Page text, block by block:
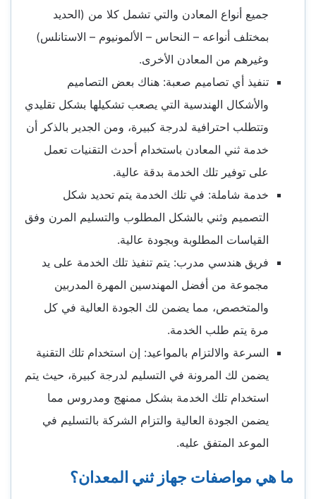
جميع أنواع المعادن والتي تشمل كلا من (الحديد
بمختلف أنواعه – النحاس – الألمونيوم – الاستانلس)
وغيرهم من المعادن الأخرى.
تنفيذ أي تصاميم صعبة: هناك بعض التصاميم
والأشكال الهندسية التي يصعب تشكيلها بشكل تقليدي
وتتطلب احترافية لدرجة كبيرة، ومن الجدير بالذكر أن
خدمة ثني المعادن باستخدام أحدث التقنيات تعمل
على توفير تلك الخدمة بدقة عالية.
خدمة شاملة: في تلك الخدمة يتم تحديد شكل
التصميم وثني بالشكل المطلوب والتسليم المرن وفق
القياسات المطلوبة وبجودة عالية.
فريق هندسي مدرب: يتم تنفيذ تلك الخدمة على يد
مجموعة من أفضل المهندسين المهرة المدربين
والمتخصص، مما يضمن لك الجودة العالية في كل
مرة يتم طلب الخدمة.
السرعة والالتزام بالمواعيد: إن استخدام تلك التقنية
يضمن لك المرونة في التسليم لدرجة كبيرة، حيث يتم
استخدام تلك الخدمة بشكل ممنهج ومدروس مما
يضمن الجودة العالية والتزام الشركة بالتسليم في
الموعد المتفق عليه.
ما هي مواصفات جهاز ثني المعدان؟